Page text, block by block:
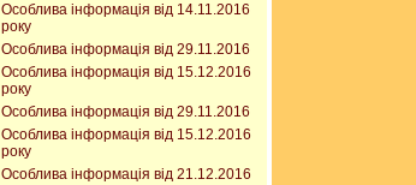
Особлива інформація від 14.11.2016
року
Особлива інформація від 29.11.2016
Особлива інформація від 15.12.2016
року
Особлива інформація від 29.11.2016
Особлива інформація від 15.12.2016
року
Особлива інформація від 21.12.2016